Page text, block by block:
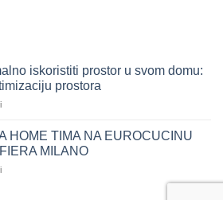
iskoristiti prostor u svom domu:
prostora
za
maksimalno
iskoristiti
prostor
u
HOME TIMA NA EUROCUCINU
MILANO
za